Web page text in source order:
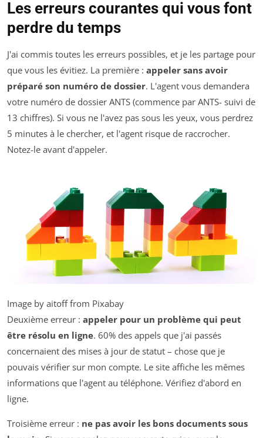
Les erreurs courantes qui vous font
perdre du temps
J'ai commis toutes les erreurs possibles, et je les partage pour
que vous les évitiez. La première : appeler sans avoir
préparé son numéro de dossier. L'agent vous demandera
votre numéro de dossier ANTS (commence par ANTS- suivi de
13 chiffres). Si vous ne l'avez pas sous les yeux, vous perdrez
5 minutes à le chercher, et l'agent risque de raccrocher.
Notez-le avant d'appeler.
Image by aitoff from Pixabay
Deuxième erreur : appeler pour un problème qui peut
être résolu en ligne. 60% des appels que j'ai passés
concernaient des mises à jour de statut – chose que je
pouvais vérifier sur mon compte. Le site affiche les mêmes
informations que l'agent au téléphone. Vérifiez d'abord en
ligne.
Troisième erreur : ne pas avoir les bons documents sous